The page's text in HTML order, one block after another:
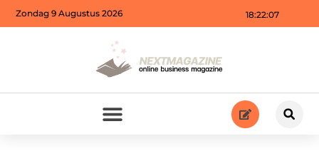
18:22:08
Zondag 9 Augustus 2026